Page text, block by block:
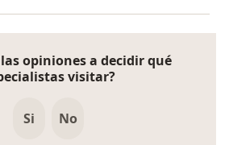
opiniones a decidir qué
visitar?
Si No